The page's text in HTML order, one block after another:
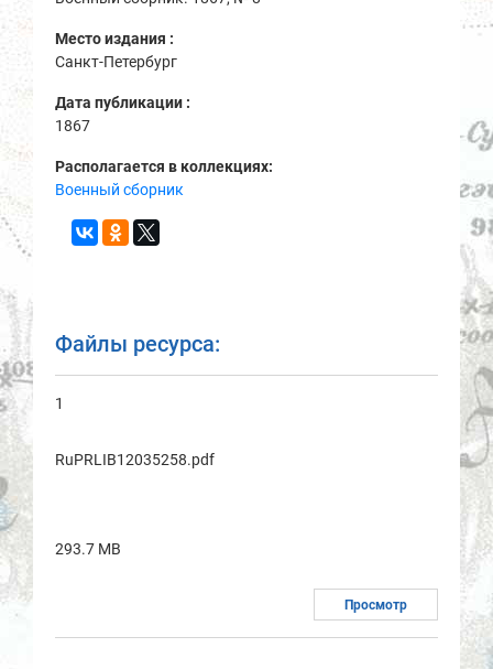
Место издания :
Санкт-Петербург
Дата публикации :
1867
Располагается в коллекциях:
Военный сборник
Файлы ресурса:
1
RuPRLIB12035258.pdf
293.7 MB
Просмотр